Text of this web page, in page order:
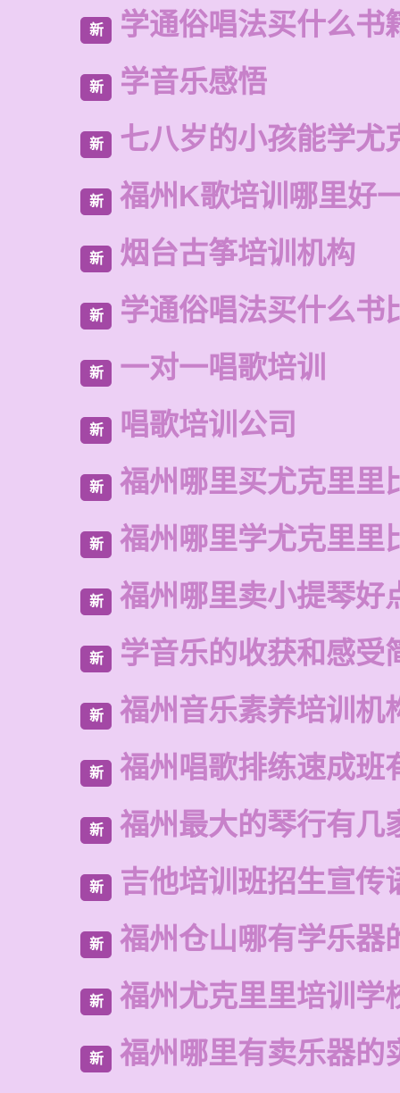
新 学通俗唱法买什么书
新 学音乐感悟
新 七八岁的小孩能学尤
新 福州K歌培训哪里好
新 烟台古筝培训机构
新 学通俗唱法买什么书
新 一对一唱歌培训
新 唱歌培训公司
新 福州哪里买尤克里里
新 福州哪里学尤克里里
新 福州哪里卖小提琴好
新 学音乐的收获和感受
新 福州音乐素养培训机
新 福州唱歌排练速成班
新 福州最大的琴行有几
新 吉他培训班招生宣传
新 福州仓山哪有学乐器
新 福州尤克里里培训学
新 福州哪里有卖乐器的